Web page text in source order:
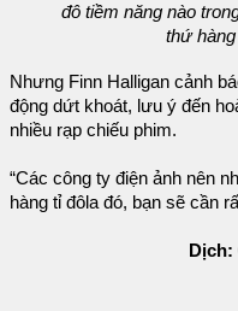
đô tiềm năng nào
thứ
Nhưng Finn Halligan cảnh
động dứt khoát, lưu ý đến
nhiều rạp chiếu phim.
“Các công ty điện ảnh nên
hàng tỉ đôla đó, bạn sẽ cần